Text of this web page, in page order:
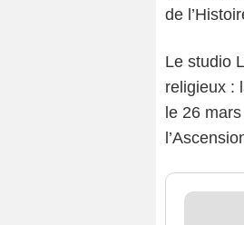
de
Le studio
religieux :
le 26